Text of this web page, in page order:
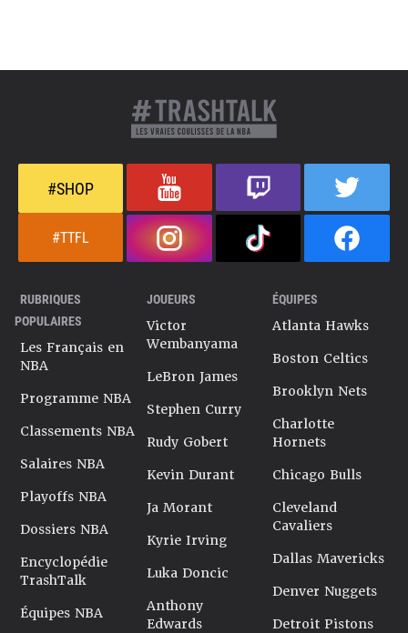
#SHOP
#TTFL
RUBRIQUES
POPULAIRES
Les Français en
NBA
Programme NBA
Classements NBA
Salaires NBA
Playoffs NBA
Dossiers NBA
Encyclopédie
TrashTalk
Équipes NBA
JOUEURS
Victor
Wembanyama
LeBron James
Stephen Curry
Rudy Gobert
Kevin Durant
Ja Morant
Kyrie Irving
Luka Doncic
Anthony
Edwards
ÉQUIPES
Atlanta Hawks
Boston Celtics
Brooklyn Nets
Charlotte
Hornets
Chicago Bulls
Cleveland
Cavaliers
Dallas Mavericks
Denver Nuggets
Detroit Pistons